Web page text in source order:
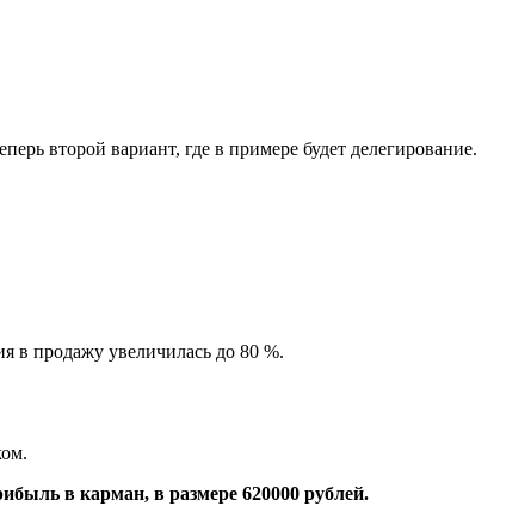
второй вариант, где в примере будет делегирование.
в продажу увеличилась до 80 %.
в карман, в размере 620000 рублей.